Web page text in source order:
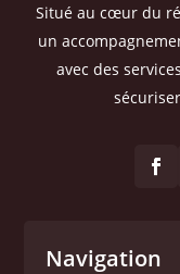
Situé au cœur du
un
avec des
Navigation